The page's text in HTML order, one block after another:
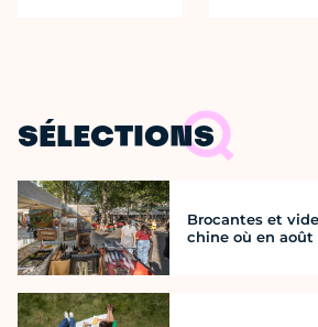
SÉLECTIONS
Brocantes et
chine où en août